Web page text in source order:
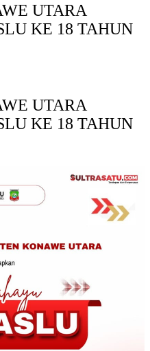
UTARA
KE 18 TAHUN
UTARA
KE 18 TAHUN